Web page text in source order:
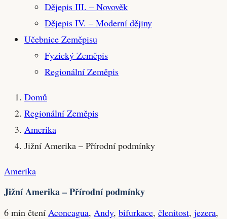
Dějepis III. – Novověk
Dějepis IV. – Moderní dějiny
Učebnice Zeměpisu
Fyzický Zeměpis
Regionální Zeměpis
Domů
Regionální Zeměpis
Amerika
Jižní Amerika – Přírodní podmínky
Amerika
Jižní Amerika – Přírodní podmínky
6 min čtení Aconcagua, Andy, bifurkace, členitost, jezera,